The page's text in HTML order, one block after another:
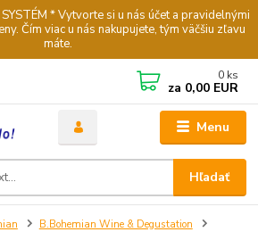
* Vytvorte si u nás účet a pravidelnými
Čím viac u nás nakupujete, tým väčšiu zľavu
máte.
Menu
Hľadať
0 ks
za 0,00 EUR
B.Bohemian Wine & Degustation